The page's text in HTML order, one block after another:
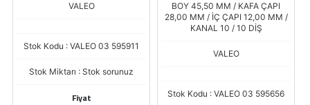
BOY 45,50 MM / KAFA ÇAPI
Stok Kodu : VALEO 03 595656
BOY 55,00 MM / KAFA ÇAPI
25,80 MM / İÇ ÇAPI 12,00 MM /
KANAL 9 / 9 DİŞ
VALEO
Stok Kodu : VALEO 03 099931